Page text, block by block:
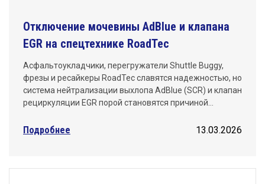
Отключение мочевины AdBlue и клапана
EGR на спецтехнике RoadTec
Асфальтоукладчики, перегружатели Shuttle Buggy,
фрезы и ресайкеры RoadTec славятся надежностью, но
система нейтрализации выхлопа AdBlue (SCR) и клапан
рециркуляции EGR порой становятся причиной…
13.03.2026
Подробнее